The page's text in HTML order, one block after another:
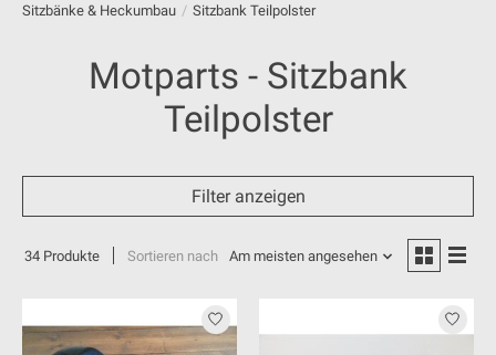
Sitzbänke & Heckumbau / Sitzbank Teilpolster
Motparts - Sitzbank
Teilpolster
Filter anzeigen
34 Produkte Sortieren nach Am meisten angesehen